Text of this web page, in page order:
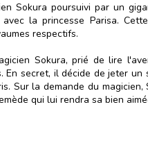
Sokura poursuivi par un
la princesse Parisa.
respectifs.
Sokura, prié de lire
En secret, il décide de jeter
Sur la demande du
qui lui rendra sa bien